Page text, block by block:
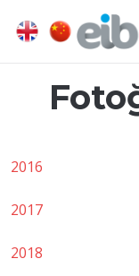
2016
2017
2018